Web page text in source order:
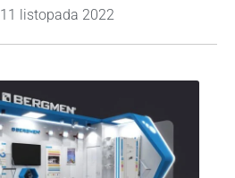
11 listopada 2022